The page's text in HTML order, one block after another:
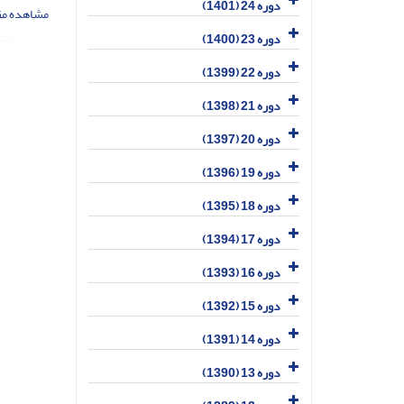
مشاهده
دوره 24 (1401)
دوره 23 (1400)
دوره 22 (1399)
دوره 21 (1398)
دوره 20 (1397)
دوره 19 (1396)
دوره 18 (1395)
دوره 17 (1394)
دوره 16 (1393)
دوره 15 (1392)
دوره 14 (1391)
دوره 13 (1390)